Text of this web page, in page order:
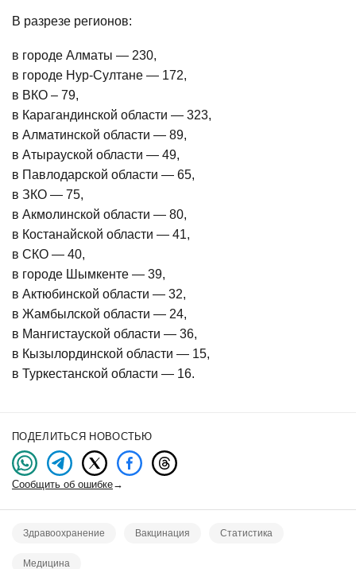
В разрезе регионов:
в городе Алматы — 230,
в городе Нур-Султане — 172,
в ВКО – 79,
в Карагандинской области — 323,
в Алматинской области — 89,
в Атырауской области — 49,
в Павлодарской области — 65,
в ЗКО — 75,
в Акмолинской области — 80,
в Костанайской области — 41,
в СКО — 40,
в городе Шымкенте — 39,
в Актюбинской области — 32,
в Жамбылской области — 24,
в Мангистауской области — 36,
в Кызылординской области — 15,
в Туркестанской области — 16.
ПОДЕЛИТЬСЯ НОВОСТЬЮ
Сообщить об ошибке→
Здравоохранение Вакцинация Статистика
Медицина